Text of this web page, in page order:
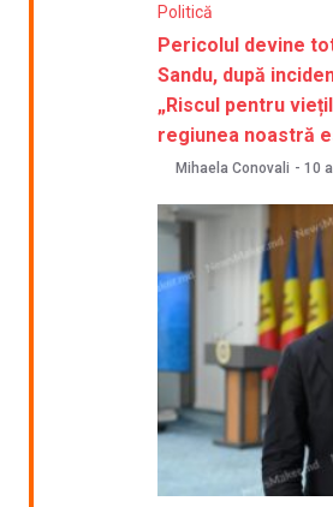
Politică
Pericolul devine
Sandu, după
„Riscul pentru
regiunea noastră
Mihaela Conovali - 10